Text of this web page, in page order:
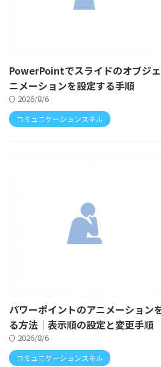
PowerPointでスライドのオブジ
ニメーションを設定する手順
2026/8/6
コミュニケーションスキル
パワーポイントのアニメーション
る方法｜表示順の設定と変更手順
2026/8/6
コミュニケーションスキル